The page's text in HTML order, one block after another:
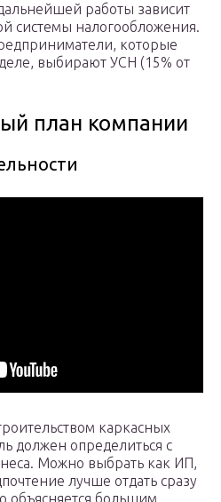
работы зависит
системы налогообложения.
которые
выбирают УСН (15% от
план компании
каркасных
должен определиться с
Можно выбрать как ИП,
лучше отдать сразу
объясняется большим